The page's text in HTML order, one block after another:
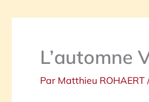
L’automne
Par Matthieu ROHAERT